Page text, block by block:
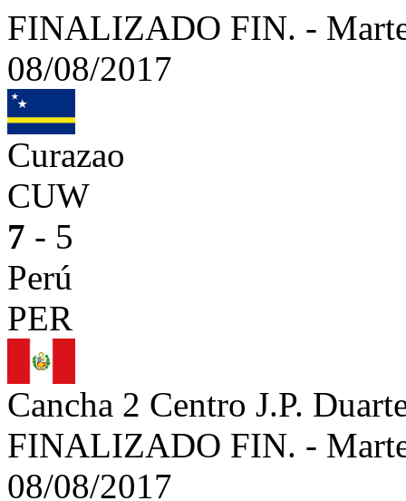
FINALIZADO FIN. -
08/08/2017
Curazao
CUW
7 - 5
Perú
PER
Cancha 2 Centro J.P.
FINALIZADO FIN. -
08/08/2017